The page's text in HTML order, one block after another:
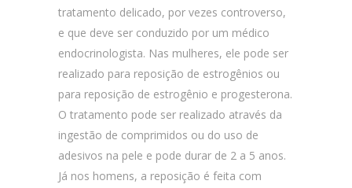
tratamento delicado, por vezes controverso,
e que deve ser conduzido por um médico
endocrinologista. Nas mulheres, ele pode ser
realizado para reposição de estrogênios ou
para reposição de estrogênio e progesterona.
O tratamento pode ser realizado através da
ingestão de comprimidos ou do uso de
adesivos na pele e pode durar de 2 a 5 anos.
Já nos homens, a reposição é feita com